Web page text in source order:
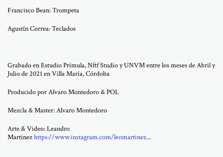
Francisco Bean: Trompeta
Agustín Correa: Teclados
Grabado en Estudio Prímula, Nftf Studio y UNVM entre los meses de Abril y
Julio de 2021 en Villa María, Córdoba
Producido por Alvaro Montedoro & POL
Mezcla & Master: Alvaro Montedoro
Arte & Video: Leandro
Martinezhttps://www.instagram.com/leomartinez...